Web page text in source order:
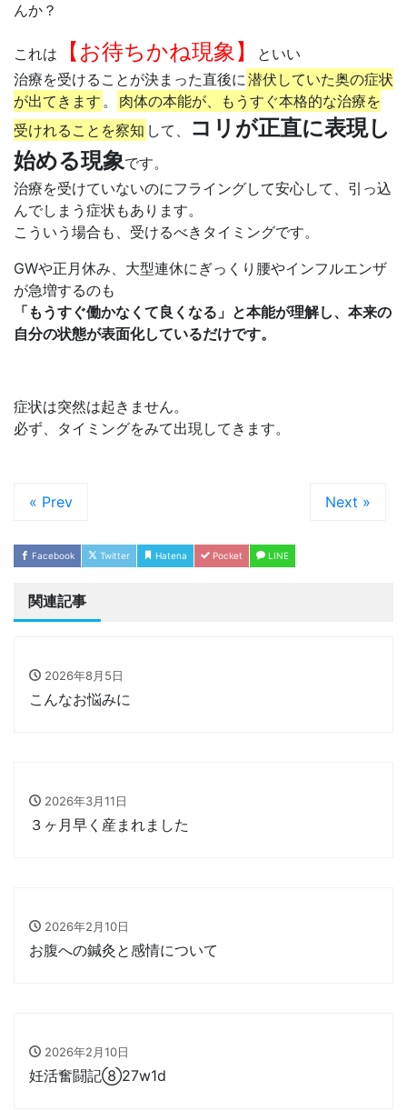
んか？
これは 【お待ちかね現象】
といい
治療を受けることが決まった直後に潜伏していた奥の症状
が出てきます 。
肉体の本能が、もうすぐ本格的な治療を
受けれることを察知 して、
コリが正直に表現し
始める現象です。
治療を受けていないのにフライングして安心して、引っ込
んでしまう症状もあります。
こういう場合も、受けるべきタイミングです。
GWや正月休み、大型連休にぎっくり腰やインフルエンザ
が急増するのも
「もうすぐ働かなくて良くなる」と本能が理解し、本来の
自分の状態が表面化しているだけです。
症状は突然は起きません。
必ず、タイミングをみて出現してきます。
« Prev Next »
Facebook Twitter Hatena Pocket LINE
関連記事
2026年8月5日
こんなお悩みに
2026年3月11日
３ヶ月早く産まれました
2026年2月10日
お腹への鍼灸と感情について
2026年2月10日
妊活奮闘記⑧27w1d